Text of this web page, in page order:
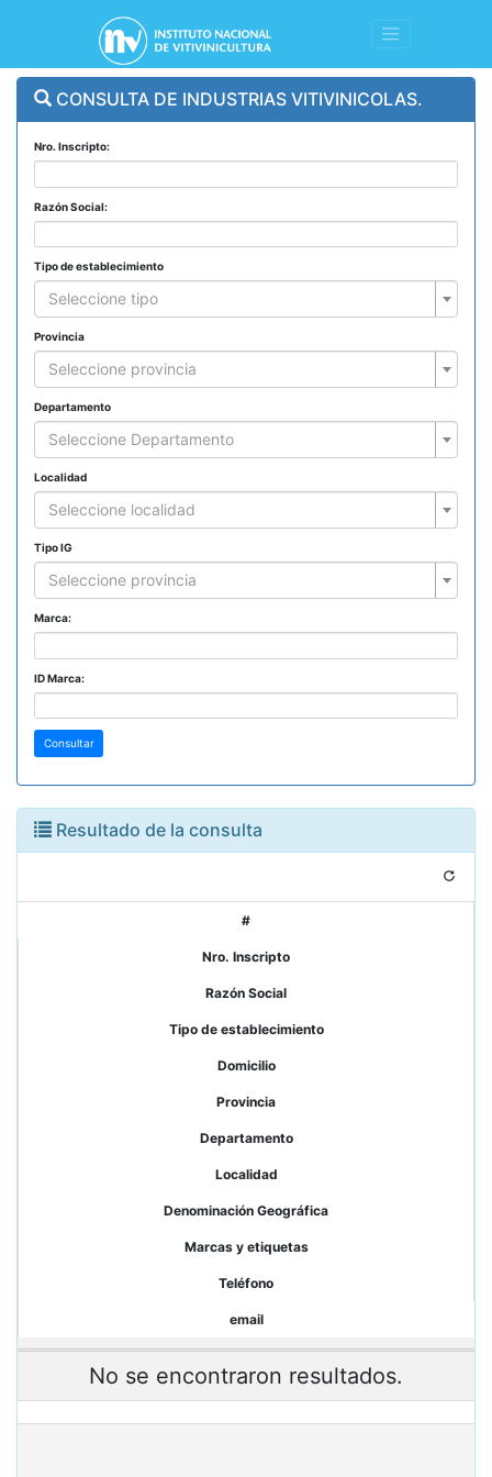
CONSULTA DE INDUSTRIAS VITIVINICOLAS.
Nro. Inscripto:
Razón Social:
Tipo de establecimiento
Seleccione tipo
Provincia
Seleccione provincia
Departamento
Seleccione Departamento
Localidad
Seleccione localidad
Tipo IG
Seleccione provincia
Marca:
ID Marca:
Consultar
Resultado de la consulta
#
Nro. Inscripto
Razón Social
Tipo de establecimiento
Domicilio
Provincia
Departamento
Localidad
Denominación Geográfica
Marcas y etiquetas
Teléfono
email
No se encontraron resultados.